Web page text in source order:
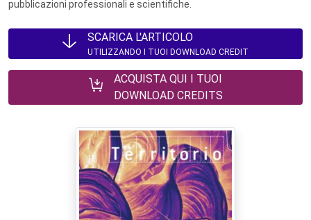
pubblicazioni professionali e scientifiche.
SCARICA L'ARTICOLO
UTILIZZANDO I TUOI DOWNLOAD CREDIT
ACQUISTA QUI I TUOI
DOWNLOAD CREDITS